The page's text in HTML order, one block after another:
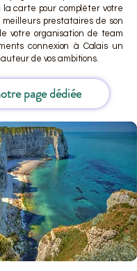
carte pour compléter votre
meilleurs prestataires de son
votre organisation de team
connexion à Calais un
de vos ambitions.
page dédiée